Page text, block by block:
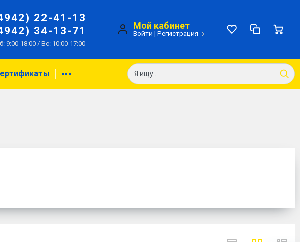
22-41-13
34-13-71
9:00-18:00 / Вс: 10:00-17:00
Мой кабинет
Войти |Регистрация